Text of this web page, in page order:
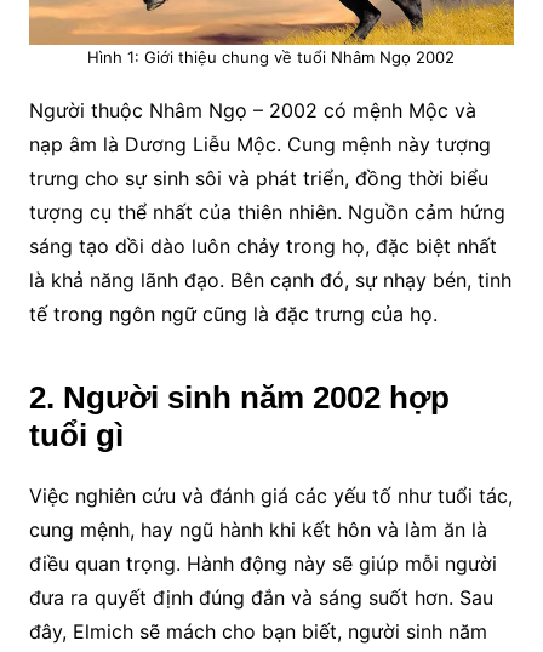
Hình 1: Giới thiệu chung về tuổi Nhâm Ngọ 2002
Người thuộc Nhâm Ngọ – 2002 có mệnh Mộc và
nạp âm là Dương Liễu Mộc. Cung mệnh này tượng
trưng cho sự sinh sôi và phát triển, đồng thời biểu
tượng cụ thể nhất của thiên nhiên. Nguồn cảm hứng
sáng tạo dồi dào luôn chảy trong họ, đặc biệt nhất
là khả năng lãnh đạo. Bên cạnh đó, sự nhạy bén, tinh
tế trong ngôn ngữ cũng là đặc trưng của họ.
2. Người sinh năm 2002 hợp
tuổi gì
Việc nghiên cứu và đánh giá các yếu tố như tuổi tác,
cung mệnh, hay ngũ hành khi kết hôn và làm ăn là
điều quan trọng. Hành động này sẽ giúp mỗi người
đưa ra quyết định đúng đắn và sáng suốt hơn. Sau
đây, Elmich sẽ mách cho bạn biết, người sinh năm